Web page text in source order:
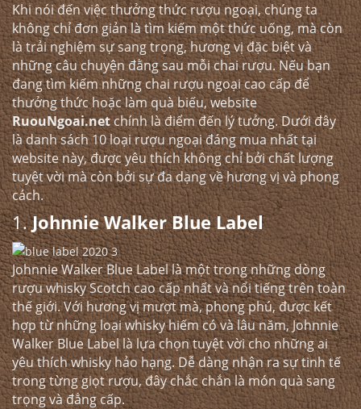
Khi nói đến việc thưởng thức rượu ngoại, chúng ta
không chỉ đơn giản là tìm kiếm một thức uống, mà còn
là trải nghiệm sự sang trọng, hương vị đặc biệt và
những câu chuyện đằng sau mỗi chai rượu. Nếu bạn
đang tìm kiếm những chai rượu ngoại cao cấp để
thưởng thức hoặc làm quà biếu, website
RuouNgoai.netchính là điểm đến lý tưởng. Dưới đây
là danh sách 10 loại rượu ngoại đáng mua nhất tại
website này, được yêu thích không chỉ bởi chất lượng
tuyệt vời mà còn bởi sự đa dạng về hương vị và phong
cách.
1.Johnnie Walker Blue Label
Johnnie Walker Blue Label là một trong những dòng
rượu whisky Scotch cao cấp nhất và nổi tiếng trên toàn
thế giới. Với hương vị mượt mà, phong phú, được kết
hợp từ những loại whisky hiếm có và lâu năm, Johnnie
Walker Blue Label là lựa chọn tuyệt vời cho những ai
yêu thích whisky hảo hạng. Dễ dàng nhận ra sự tinh tế
trong từng giọt rượu, đây chắc chắn là món quà sang
trọng và đẳng cấp.